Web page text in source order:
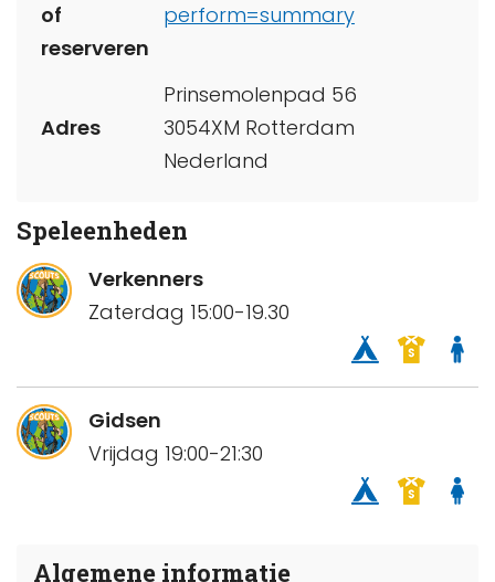
of
reserveren
perform=summary
Adres
Prinsemolenpad 56
3054XM Rotterdam
Nederland
Speleenheden
Verkenners
Zaterdag 15:00-19.30
Gidsen
Vrijdag 19:00-21:30
Algemene informatie